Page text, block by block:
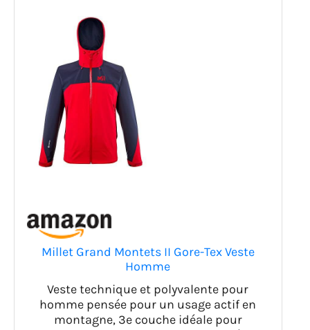
Millet Grand Montets II Gore-Tex Veste
Homme
Veste technique et polyvalente pour
homme pensée pour un usage actif en
montagne, 3e couche idéale pour